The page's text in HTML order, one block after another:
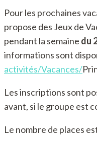
Pour les prochaines
propose des Jeux de
pendant la semaine du
informations sont
activités/Vacances/
Les inscriptions sont
avant, si le groupe est
Le nombre de places